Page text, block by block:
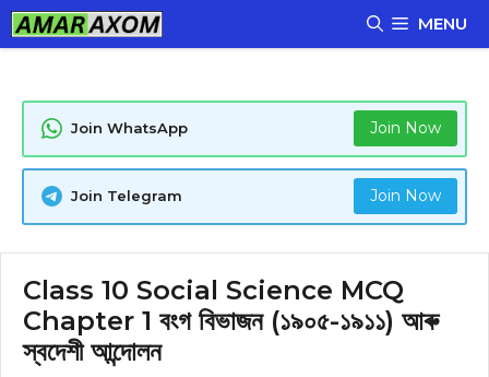
Skip
to
MENU
Join WhatsApp Join Now
Join Telegram Join Now
Class 10 Social Science MCQ
Chapter 1 বংগ বিভাজন (১৯০৫-১৯১১) আৰু
স্বদেশী আন্দোলন